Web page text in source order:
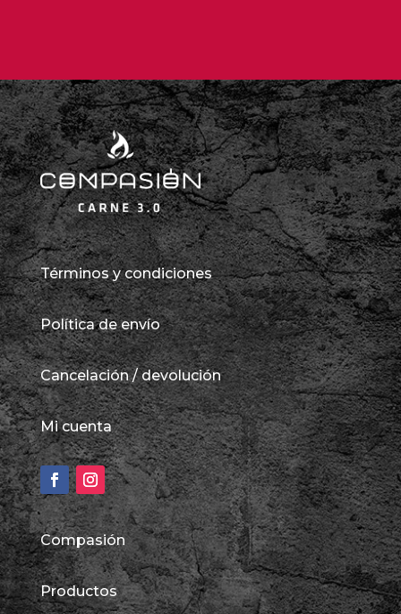
Términos y condiciones
Política de envío
Cancelación / devolución
Mi cuenta
Compasión
Productos